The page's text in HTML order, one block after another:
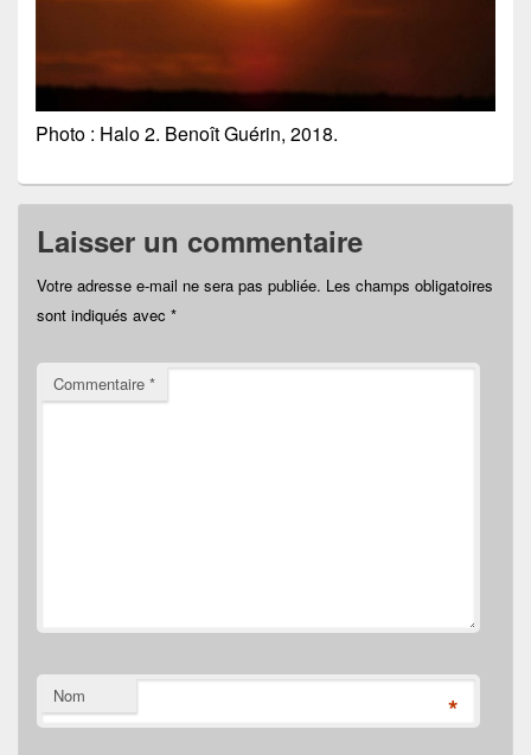
Photo : Halo 2. Benoît Guérin, 2018.
Laisser un commentaire
Votre adresse e-mail ne sera pas publiée. Les champs obligatoires
sont indiqués avec *
Commentaire *
Nom *